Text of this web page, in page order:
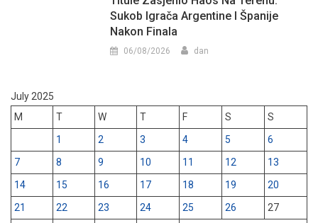
Sukob Igrača Argentine I Španije
Nakon Finala
06/08/2026 dan
July 2025
M
T W T F S
S
1
2 3 4 5
6
7
8 9 10 11 12
13
14
15 16 17 18 19
20
21
22 23 24 25 26
27